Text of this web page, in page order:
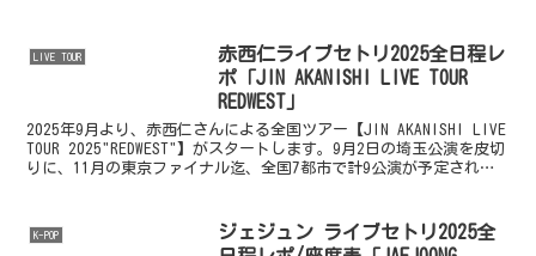
LIVE TOUR
赤西仁ライブセトリ2025全日程レ
ポ「JIN AKANISHI LIVE TOUR
REDWEST」
2025年9月より、赤西仁さんによる全国ツアー【JIN AKANISHI LIVE
TOUR 2025"REDWEST"】がスタートします。9月2日の埼玉公演を皮切
りに、11月の東京ファイナル迄、全国7都市で計9公演が予定されて
K-POP
ジェジュン ライブセトリ2025全